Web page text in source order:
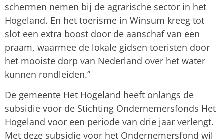
schermen nemen bij de agrarische sector in het
Hogeland. En het toerisme in Winsum kreeg tot
slot een extra boost door de aanschaf van een
praam, waarmee de lokale gidsen toeristen door
het mooiste dorp van Nederland over het water
kunnen rondleiden.”
De gemeente Het Hogeland heeft onlangs de
subsidie voor de Stichting Ondernemersfonds Het
Hogeland voor een periode van drie jaar verlengt.
Met deze subsidie voor het Ondernemersfond wil